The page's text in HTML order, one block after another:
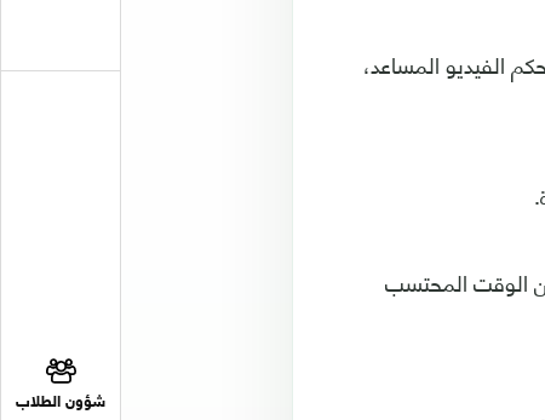
شؤون الطلاب
الفيديو المساعد،
من الوقت المحتسب